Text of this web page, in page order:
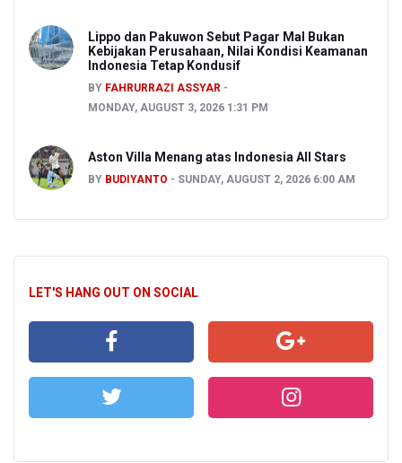
Lippo dan Pakuwon Sebut Pagar Mal Bukan
Kebijakan Perusahaan, Nilai Kondisi Keamanan
Indonesia Tetap Kondusif
BY FAHRURRAZI ASSYAR
MONDAY, AUGUST 3, 2026 1:31 PM
Aston Villa Menang atas Indonesia All Stars
BY BUDIYANTO SUNDAY, AUGUST 2, 2026 6:00 AM
LET'S HANG OUT ON SOCIAL